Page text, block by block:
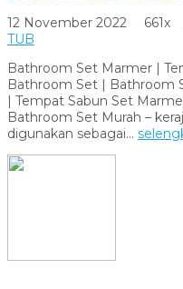
12 November 2022 661x
TUB
Bathroom Set Marmer |
Bathroom Set | Bathroom
| Tempat Sabun Set
Bathroom Set Murah –
digunakan sebagai...